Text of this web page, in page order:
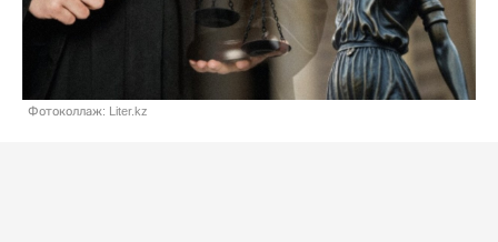
Фотоколлаж: Liter.kz